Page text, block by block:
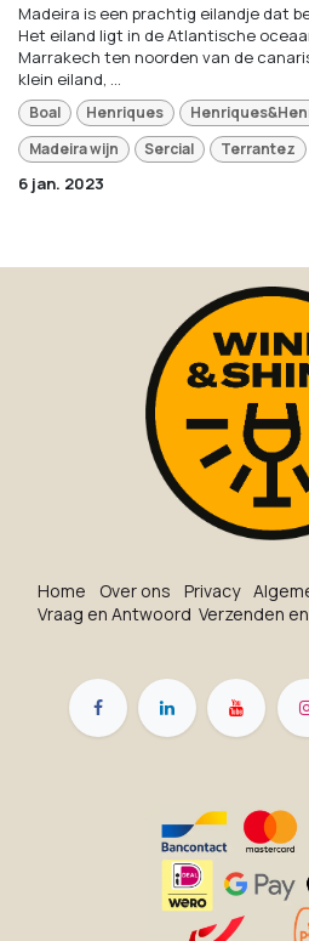
Madeira is een prachtig eilandje dat
Het eiland ligt in de Atlantische
Marrakech ten noorden van de
klein eiland, ...
Boal Henriques
Madeira wijn
Sercial Terrantez
6 jan. 2023
Ho​me O​ve​r on​s Privacy
Vraag en Antwoord Verzenden